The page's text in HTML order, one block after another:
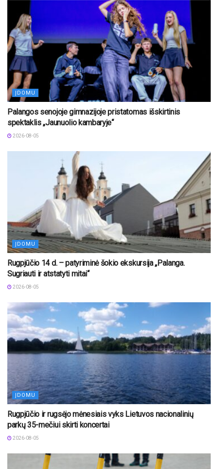
ĮDOMU
Palangos senojoje gimnazijoje pristatomas išskirtinis
spektaklis „Jaunuolio kambaryje“
2026-08-05
ĮDOMU
Rugpjūčio 14 d. – patyriminė šokio ekskursija „Palanga.
Sugriauti ir atstatyti mitai“
2026-08-05
ĮDOMU
Rugpjūčio ir rugsėjo mėnesiais vyks Lietuvos nacionalinių
parkų 35-mečiui skirti koncertai
2026-08-05